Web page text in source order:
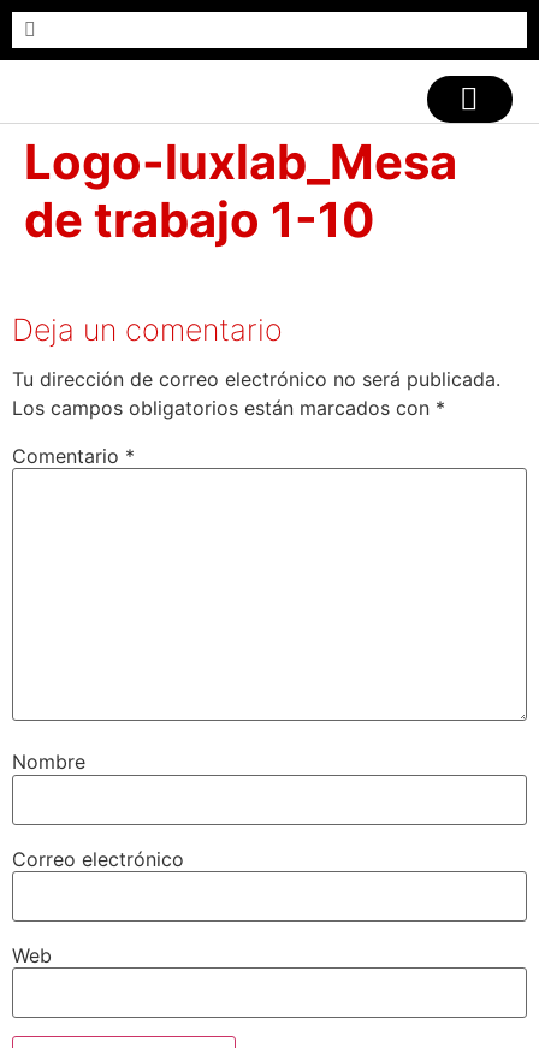
Logo-luxlab_Mesa
de trabajo 1-10
Deja un comentario
Tu dirección de correo electrónico no será publicada.
Los campos obligatorios están marcados con *
Comentario *
Nombre
Correo electrónico
Web